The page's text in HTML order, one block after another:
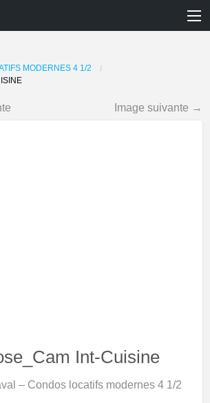
MODERNES 4 1/2
Image suivante →
Int-Cuisine
– Condos locatifs modernes 4 1/2